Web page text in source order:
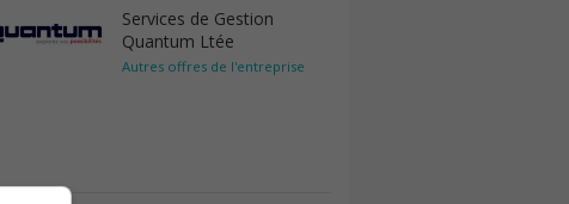
Services de Gestion
Quantum Ltée
Autres offres de l'entreprise